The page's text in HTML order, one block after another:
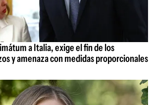
a Italia, exige el fin de los
y amenaza con medidas proporcionales